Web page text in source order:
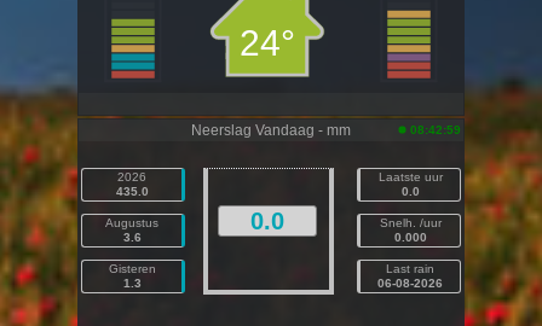
24°
Neerslag Vandaag - mm 08:42:59
2026
435.0
Augustus
3.6
Gisteren
1.3
0.0
Laatste uur
0.0
Snelh. /uur
0.000
Last rain
06-08-2026